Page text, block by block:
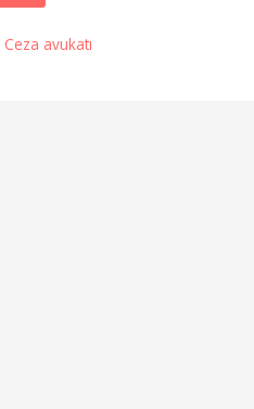
Ceza avukatı